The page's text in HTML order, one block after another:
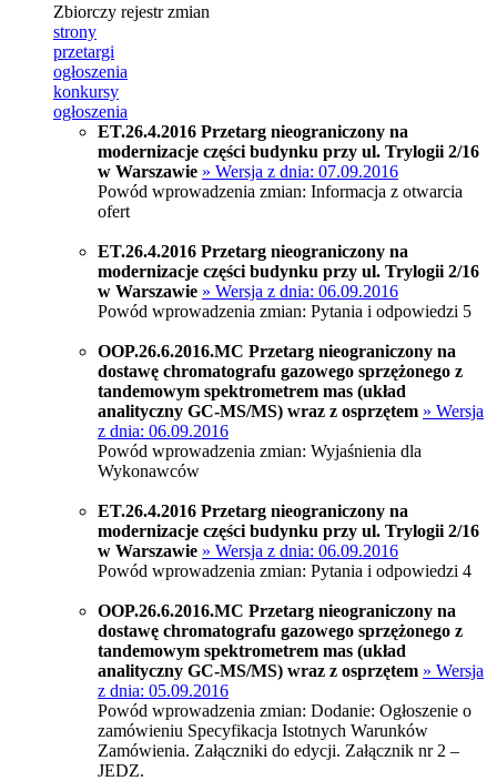
Zbiorczy rejestr zmian
strony
przetargi
ogłoszenia
konkursy
ogłoszenia
ET.26.4.2016 Przetarg nieograniczony na
modernizacje części budynku przy ul. Trylogii 2/16
w Warszawie » Wersja z dnia: 07.09.2016
Powód wprowadzenia zmian: Informacja z otwarcia
ofert
ET.26.4.2016 Przetarg nieograniczony na
modernizacje części budynku przy ul. Trylogii 2/16
w Warszawie » Wersja z dnia: 06.09.2016
Powód wprowadzenia zmian: Pytania i odpowiedzi 5
OOP.26.6.2016.MC Przetarg nieograniczony na
dostawę chromatografu gazowego sprzężonego z
tandemowym spektrometrem mas (układ
analityczny GC-MS/MS) wraz z osprzętem » Wersja
z dnia: 06.09.2016
Powód wprowadzenia zmian: Wyjaśnienia dla
Wykonawców
ET.26.4.2016 Przetarg nieograniczony na
modernizacje części budynku przy ul. Trylogii 2/16
w Warszawie » Wersja z dnia: 06.09.2016
Powód wprowadzenia zmian: Pytania i odpowiedzi 4
OOP.26.6.2016.MC Przetarg nieograniczony na
dostawę chromatografu gazowego sprzężonego z
tandemowym spektrometrem mas (układ
analityczny GC-MS/MS) wraz z osprzętem » Wersja
z dnia: 05.09.2016
Powód wprowadzenia zmian: Dodanie: Ogłoszenie o
zamówieniu Specyfikacja Istotnych Warunków
Zamówienia. Załączniki do edycji. Załącznik nr 2 –
JEDZ.